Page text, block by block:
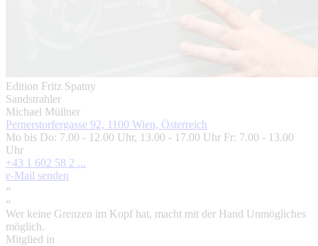
Edition Fritz Spatny
Sandstrahler
Michael Müllner
Pernerstorfergasse 92, 1100 Wien, Österreich
Mo bis Do: 7.00 - 12.00 Uhr, 13.00 - 17.00 Uhr Fr: 7.00 - 13.00
Uhr
+43 1 602 58 2 ...
e-Mail senden
»
«
Wer keine Grenzen im Kopf hat, macht mit der Hand Unmögliches
möglich.
Mitglied in